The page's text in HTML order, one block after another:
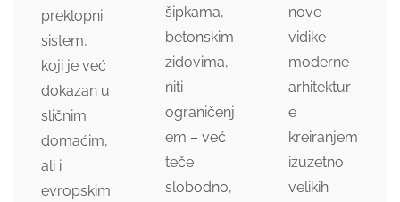
preklopni
sistem,
koji je već
dokazan u
sličnim
domaćim,
ali i
evropskim
šipkama,
betonskim
zidovima,
niti
ograničenj
em – već
teče
slobodno,
nove
vidike
moderne
arhitektur
e
kreiranjem
izuzetno
velikih